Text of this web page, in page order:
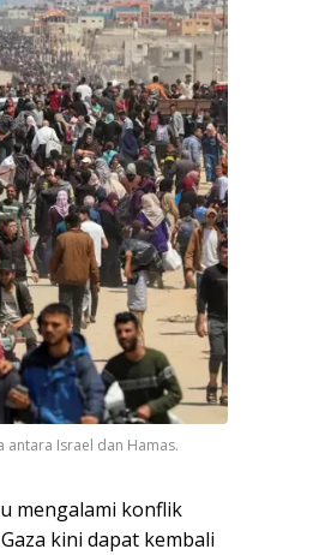
antara Israel dan Hamas.
mengalami konflik
kini dapat kembali